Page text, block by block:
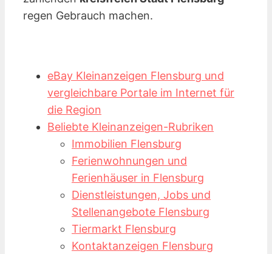
regen Gebrauch machen.
eBay Kleinanzeigen Flensburg und
vergleichbare Portale im Internet für
die Region
Beliebte Kleinanzeigen-Rubriken
Immobilien Flensburg
Ferienwohnungen und
Ferienhäuser in Flensburg
Dienstleistungen, Jobs und
Stellenangebote Flensburg
Tiermarkt Flensburg
Kontaktanzeigen Flensburg